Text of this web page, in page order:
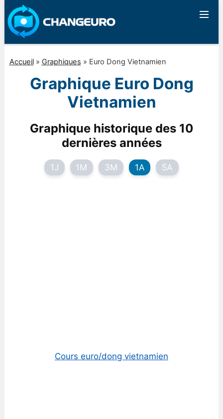
Accueil» Graphiques » Euro Dong Vietnamien
Graphique Euro Dong
Vietnamien
Graphique historique des 10
dernières années
1J 1M 3M 1A 5A
Cours euro/dong vietnamien